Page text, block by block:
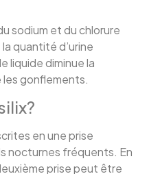
sodium et du chlorure
quantité d’urine
liquide diminue la
gonflements.
en une prise
nocturnes fréquents. En
prise peut être